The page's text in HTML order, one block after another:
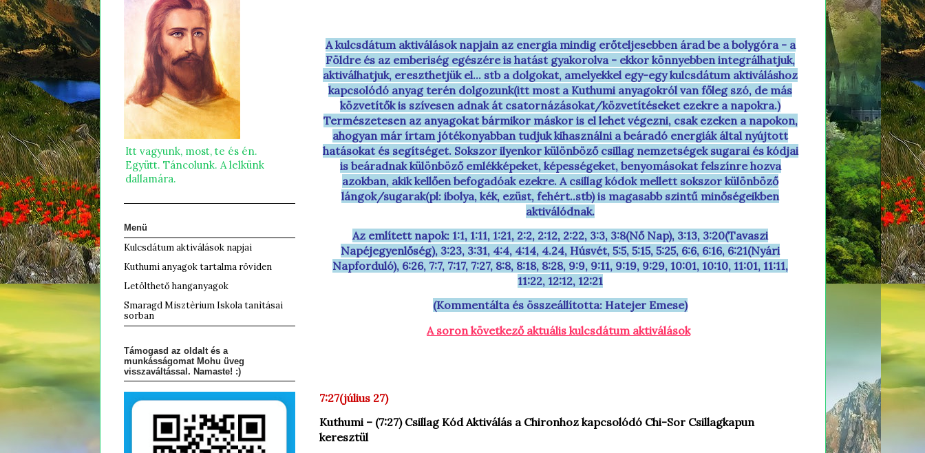
A kulcsdátum aktiválások napjain az energia mindig erőteljesebben árad be a bolygóra - a
Földre és az emberiség egészére is hatást gyakorolva - ekkor könnyebben integrálhatjuk,
aktiválhatjuk, ereszthetjük el... stb a dolgokat, amelyekkel egy-egy kulcsdátum aktiváláshoz
kapcsolódó anyag terén dolgozunk(itt most a Kuthumi anyagokról van főleg szó, de más
közvetítők is szívesen adnak át csatornázásokat/közvetítéseket ezekre a napokra.)
Természetesen az anyagokat bármikor máskor is el lehet végezni, csak ezeken a napokon,
ahogyan már írtam jótékonyabban tudjuk kihasználni a beáradó energiák által nyújtott
hatásokat és segítséget. Sokszor ilyenkor különböző csillag nemzetségek sugarai és kódjai
is beáradnak különböző emlékképeket, képességeket, benyomásokat felszínre hozva
azokban, akik kellően befogadóak ezekre. A csillag kódok mellett sokszor különböző
lángok/sugarak(pl: ibolya, kék, ezüst, fehért..stb) is magasabb szintű minőségeikben
aktiválódnak.
Az említett napok: 1:1, 1:11, 1:21, 2:2, 2:12, 2:22, 3:3, 3:8(Nő Nap), 3:13, 3:20(Tavaszi
Napéjegyenlőség), 3:23, 3:31, 4:4, 4:14, 4.24, Húsvét, 5:5, 5:15, 5:25, 6:6, 6:16, 6:21(Nyári
Napforduló), 6:26, 7:7, 7:17, 7:27, 8:8, 8:18, 8:28, 9:9, 9:11, 9:19, 9:29, 10:01, 10:10, 11:01, 11:11,
11:22, 12:12, 12:21
(Kommentálta és összeállította: Hatejer Emese)
A soron következő aktuális kulcsdátum aktiválások
7:27(július 27)
Kuthumi – (7:27) Csillag Kód Aktiválás a Chironhoz kapcsolódó Chi-Sor Csillagkapun
keresztül
Itt vagyunk, most, te és én.
Együtt. Táncolunk. A lelkünk
dallamára.
Menü
Kulcsdátum aktiválások napjai
Kuthumi anyagok tartalma röviden
Letölthető hanganyagok
Smaragd Misztèrium Iskola tanìtásai
sorban
Támogasd az oldalt és a
munkásságomat Mohu üveg
visszaváltással. Namaste! :)